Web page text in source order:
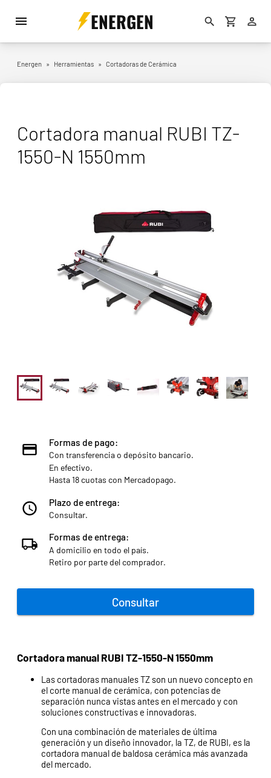
ENERGEN
Energen » Herramientas » Cortadoras de Cerámica
Cortadora manual RUBI TZ-
1550-N 1550mm
Formas de pago:
Con transferencia o depósito bancario.
En efectivo.
Hasta 18 cuotas con Mercadopago.
Plazo de entrega:
Consultar.
Formas de entrega:
A domicilio en todo el país.
Retiro por parte del comprador.
Consultar
Cortadora manual RUBI TZ-1550-N 1550mm
Las cortadoras manuales TZ son un nuevo concepto en
el corte manual de cerámica, con potencias de
separación nunca vistas antes en el mercado y con
soluciones constructivas e innovadoras.
Con una combinación de materiales de última
generación y un diseño innovador, la TZ, de RUBI, es la
cortadora manual de baldosa cerámica más avanzada
del mercado.